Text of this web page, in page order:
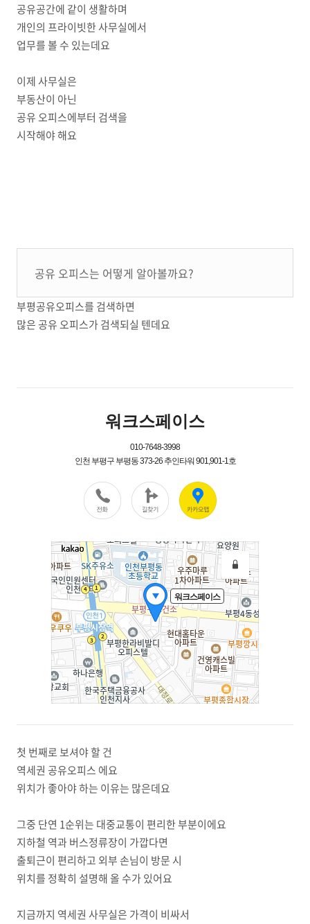
공유공간에 같이 생활하며
개인의 프라이빗한 사무실에서
업무를 볼 수 있는데요
이제 사무실은
부동산이 아닌
공유 오피스에부터 검색을
시작해야 해요
공유 오피스는 어떻게 알아볼까요?
부평공유오피스를 검색하면
많은 공유 오피스가 검색되실 텐데요
첫 번째로 보셔야 할 건
역세권 공유오피스 에요
위치가 좋아야 하는 이유는 많은데요
그중 단연 1순위는 대중교통이 편리한 부분이에요
지하철 역과 버스정류장이 가깝다면
출퇴근이 편리하고 외부 손님이 방문 시
위치를 정확히 설명해 올 수가 있어요
지금까지 역세권 사무실은 가격이 비싸서